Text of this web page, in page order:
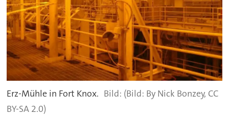
Erz-Mühle in Fort Knox.
(Bild: By Nick Bonzey, CC
BY-SA 2.0)